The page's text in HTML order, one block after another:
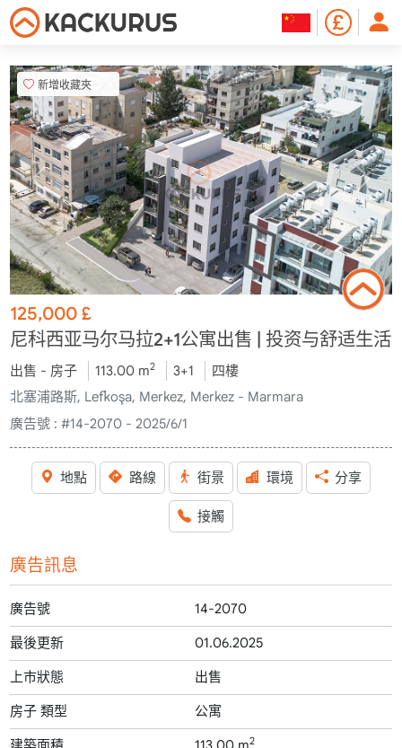
新增收藏夾
125,000£
尼科西亚马尔马拉2+1公寓出售 | 投资与舒适生活
出售 - 房子 113.00 m2 3+1
四樓
北塞浦路斯, Lefkoşa, Merkez, Merkez - Marmara
廣告號 : #14-2070 - 2025/6/1
地點 路線 街景 環境 分享
接觸
廣告訊息
廣告號 14-2070
最後更新 01.06.2025
上市狀態 出售
房子 類型 公寓
2